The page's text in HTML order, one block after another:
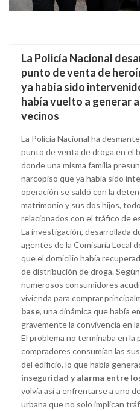
La Policía Nacional
punto de venta de
ya había sido
había vuelto a generar
vecinos
La Policía Nacional ha
punto de venta de droga en el
donde una misma familia
narcopiso que ya había sido
operación se saldó con la
matrimonio y sus dos hijos,
relacionados con el tráfico de
La investigación, desarrollada
agentes de la Comisaría Local
que el domicilio había
de distribución de droga.
numerosos consumidores
vivienda para comprar
base, una dinámica que había
gravemente la convivencia en
El problema no terminaba en
compradores consumían las
del edificio, lo que había
inseguridad y alarma entre
volvía así a enfrentarse a uno
urbana que no solo implican